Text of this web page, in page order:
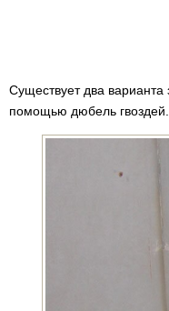
Существует два варианта
помощью дюбель